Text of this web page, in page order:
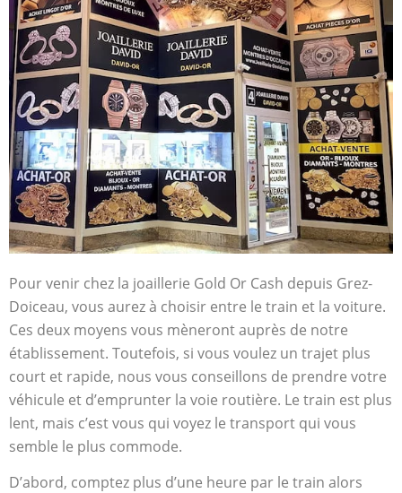
Pour venir chez la joaillerie Gold Or Cash depuis Grez-
Doiceau, vous aurez à choisir entre le train et la voiture.
Ces deux moyens vous mèneront auprès de notre
établissement. Toutefois, si vous voulez un trajet plus
court et rapide, nous vous conseillons de prendre votre
véhicule et d’emprunter la voie routière. Le train est plus
lent, mais c’est vous qui voyez le transport qui vous
semble le plus commode.
D’abord, comptez plus d’une heure par le train alors